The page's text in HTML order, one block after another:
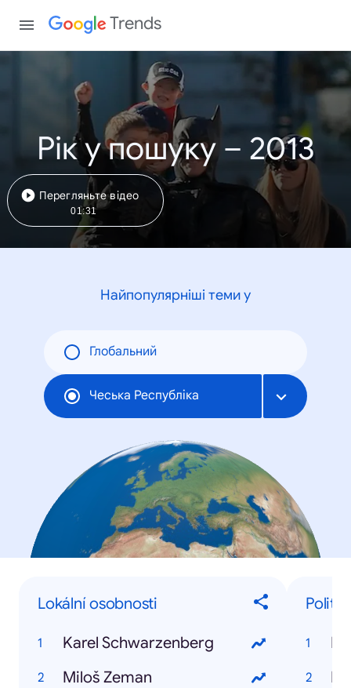
Trends
Рік у пошуку – 2013
Перегляньте відео
01:31
Найпопулярніші теми у
Глобальний
Чеська Республіка
Lokální osobnosti
Karel Schwarzenberg
Miloš Zeman
Politici